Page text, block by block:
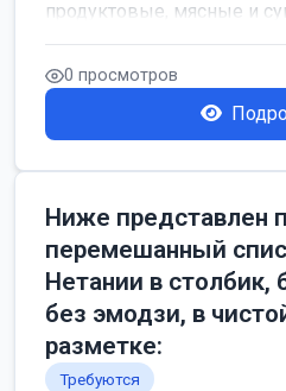
продуктовые, мясные и
Разнорабочий на сборку
0 просмотров
Ниже представлен
перемешанный
Нетании в столбик,
без эмодзи, в
разметке:
Требуются